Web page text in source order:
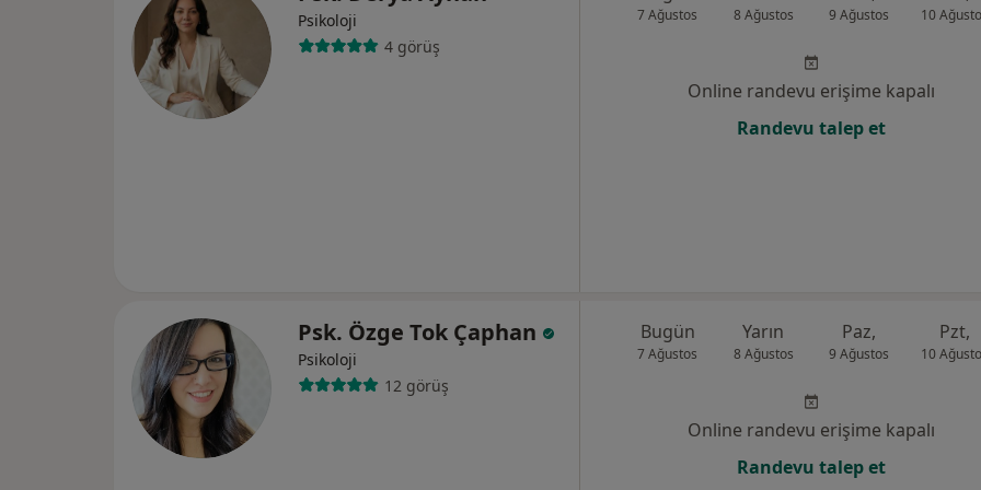
Psikoloji
4 görüş
7 Ağustos 8 Ağustos 9 Ağustos 10
Online randevu erişime kapalı
Randevu talep et
Psk. Özge Tok Çaphan
Psikoloji
12 görüş
Bugün
7 Ağustos
Yarın
8 Ağustos
Paz,
9 Ağustos
Pzt,
10
Online randevu erişime kapalı
Randevu talep et